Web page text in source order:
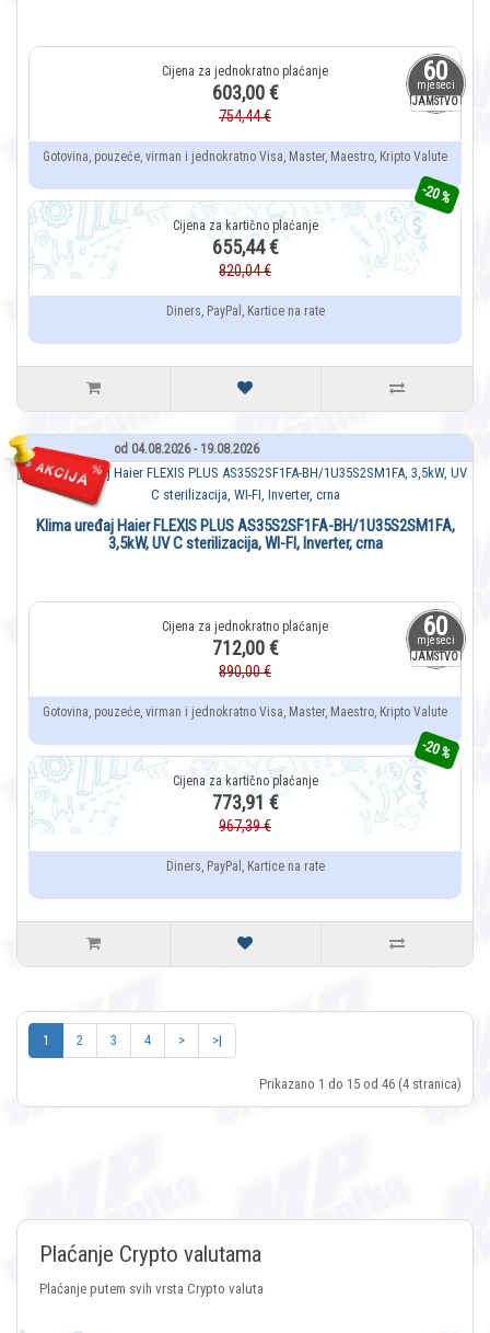
60
mjeseci
JAMSTVO
603,00 €
754,44 €
Gotovina, pouzeće, virman i jednokratno Visa, Master, Maestro, Kripto Valute
-20 %
655,44 €
820,04 €
Diners, PayPal, Kartice na rate
od 04.08.2026 - 19.08.2026
60
mjeseci
JAMSTVO
Klima uređaj Haier FLEXIS PLUS AS35S2SF1FA-BH/1U35S2SM1FA,
3,5kW, UV C sterilizacija, WI-FI, Inverter, crna
712,00 €
890,00 €
Gotovina, pouzeće, virman i jednokratno Visa, Master, Maestro, Kripto Valute
-20 %
773,91 €
967,39 €
Diners, PayPal, Kartice na rate
1 2 3 4 > >|
Prikazano 1 do 15 od 46 (4 stranica)
Plaćanje Crypto valutama
Plaćanje putem svih vrsta Crypto valuta